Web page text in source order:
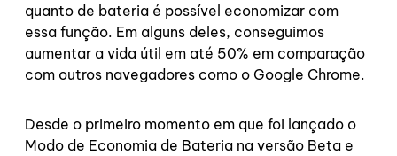
quanto de bateria é possível economizar com
essa função. Em alguns deles, conseguimos
aumentar a vida útil em até 50% em comparação
com outros navegadores como o Google Chrome.
Desde o primeiro momento em que foi lançado o
Modo de Economia de Bateria na versão Beta e